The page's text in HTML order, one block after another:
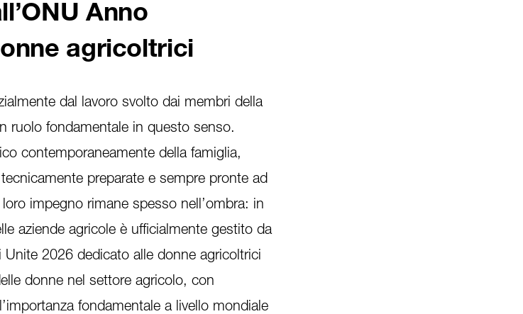
Anno
agricoltrici
dal lavoro svolto dai membri della
ruolo fondamentale in questo senso.
contemporaneamente della famiglia,
preparate e sempre pronte ad
impegno rimane spesso nell’ombra: in
aziende agricole è ufficialmente gestito da
Unite 2026 dedicato alle donne agricoltrici
donne nel settore agricolo, con
fondamentale a livello mondiale